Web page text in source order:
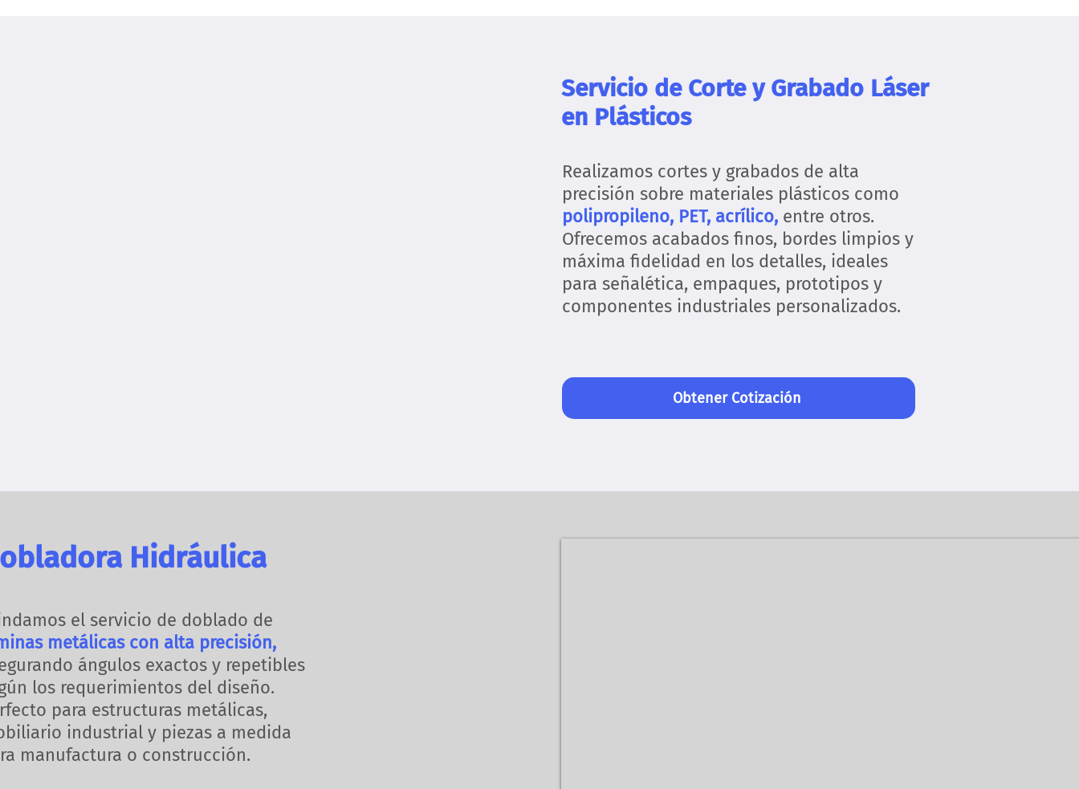
Servicio de Corte y Grabado Láser
en Plásticos
Realizamos cortes y grabados de alta
precisión sobre materiales plásticos como
polipropileno, PET, acrílico, entre otros.
Ofrecemos acabados finos, bordes limpios y
máxima fidelidad en los detalles, ideales
para señalética, empaques, prototipos y
componentes industriales personalizados.
Obtener Cotización
Hidráulica
el servicio de doblado de
metálicas con alta precisión,
ángulos exactos y repetibles
los requerimientos del diseño.
para estructuras metálicas,
industrial y piezas a medida
manufactura o construcción.